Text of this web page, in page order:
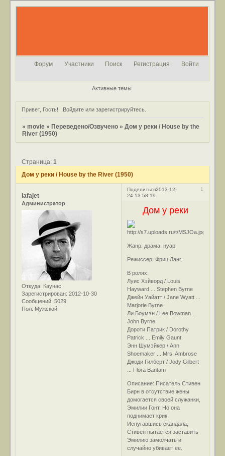
Форум Участники Поиск Регистрация Войти
Активные темы
Привет, Гость! Войдитеили зарегистрируйтесь.
»movie » Переведено/Озвучено »Дом у реки / House by the
River (1950)
Дом у реки / House by the River (1950)
Страница:1
Поделиться 1
2013-12-
24 13:58:19
lafajet
Администратор
Откуда: Каунас
Зарегистрирован: 2012-10-30
Сообщений: 5029
Пол: Мужской
Дом у реки
Жанр: драма, нуар
Режиссер: Фриц Ланг.
В ролях:
Луис Хэйворд / Louis
Hayward ... Stephen Byrne
Джейн Уайатт / Jane Wyatt ...
Marjorie Byrne
Ли Боумэн / Lee Bowman ...
John Byrne
Дороти Патрик / Dorothy
Patrick ... Emily Gaunt
Энн Шумэйкер / Ann
Shoemaker ... Mrs. Ambrose
Джоди Гилберт / Jody Gilbert
... Flora Bantam
Описание: Писатель Стивен
Бирн в отсутствие жены
домогается своей служанки,
Эмилии Гонт. Но она
поднимает крик.
Испугавшись скандала,
Стивен пытается заставить
Эмилию замолчать и
случайно убивает ее.